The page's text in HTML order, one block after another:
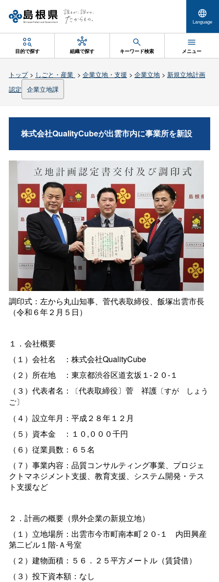
Language
目的で探す 組織で探す キーワード検索 メニュー
トップ> しごと・産業 > 企業立地・支援 > 企業立地> 新規立地計画
認定
企業立地課
株式会社QualityCubeが出雲市内に事業所を新設
調印式：左から丸山知事、菅代表取締役、飯塚出雲市長
（令和６年２月５日）
１．会社概要
（１）会社名
：株式会社QualityCube
（２）所在地
：東京都渋谷区道玄坂１-２０-１
（３）代表者名：
〔代表取締役〕 菅 祥護〔すが
しょう
ご〕
（４）設立年月：平成２８年１２月
（５）資本金
：１０,０００千円
（６）従業員数：６５名
（７）事業内容：品質コンサルティング事業、プロジェ
クトマネジメント支援、教育支援、システム開発・テス
ト支援など
２．計画の概要（県外企業の新規立地）
（１）立地場所：出雲市今市町南本町２０-１ 内田興産
第二ビル１階-Ａ号室
（２）建物面積：５６．２５平方メートル（賃貸借）
（３）投下資本額：なし